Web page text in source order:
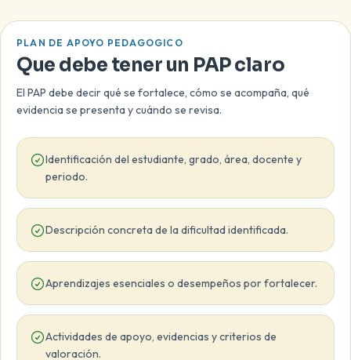
PLAN DE APOYO PEDAGOGICO
Que debe tener un PAP claro
El PAP debe decir qué se fortalece, cómo se acompaña, qué
evidencia se presenta y cuándo se revisa.
Identificación del estudiante, grado, área, docente y
periodo.
Descripción concreta de la dificultad identificada.
Aprendizajes esenciales o desempeños por fortalecer.
Actividades de apoyo, evidencias y criterios de
valoración.